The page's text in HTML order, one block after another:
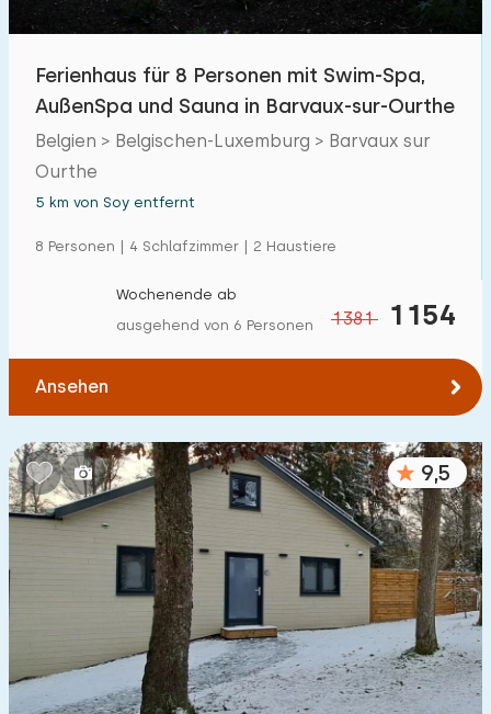
Ferienhaus für 8 Personen mit Swim-Spa,
AußenSpa und Sauna in Barvaux-sur-Ourthe
Belgien > Belgischen-Luxemburg > Barvaux sur
Ourthe
5 km von Soy entfernt
8 Personen | 4 Schlafzimmer | 2 Haustiere
1381 1154
Wochenende ab
ausgehend von 6 Personen
Ansehen
9,5